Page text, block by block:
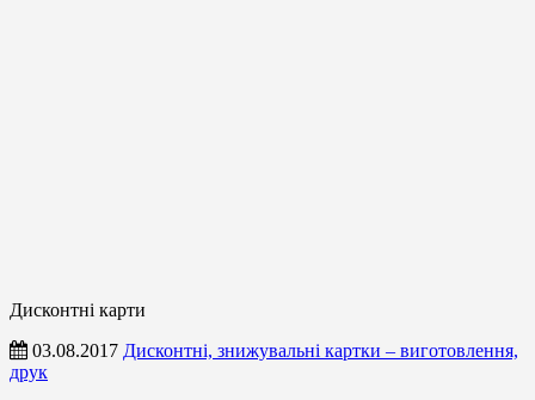
Дисконтні карти
03.08.2017 Дисконтні, знижувальні картки – виготовлення,
друк